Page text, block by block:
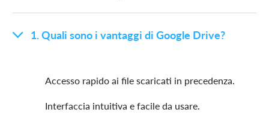
1. Quali sono i vantaggi di Google Drive?
Accesso rapido ai file scaricati in precedenza.
Interfaccia intuitiva e facile da usare.